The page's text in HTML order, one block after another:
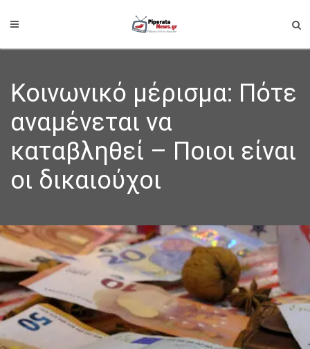
Κοινωνικό μέρισμα: Πότε
αναμένεται να
καταβληθεί – Ποιοι είναι
οι δικαιούχοι